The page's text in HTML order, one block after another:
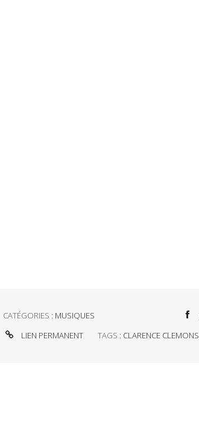
CATÉGORIES : MUSIQUES
LIEN PERMANENT
TAGS : CLARENCE CLEMONS